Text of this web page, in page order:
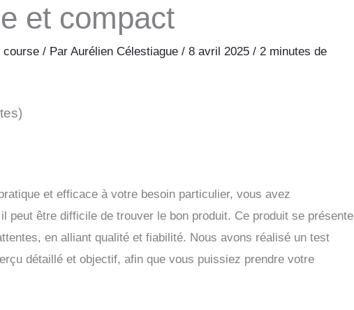
et compact
course / ParAurélien Célestiague/8 avril 2025/2 minutes de
et efficace à votre besoin particulier, vous avez
peut être difficile de trouver le bon produit. Ce produit se présente
en alliant qualité et fiabilité. Nous avons réalisé un test
détaillé et objectif, afin que vous puissiez prendre votre